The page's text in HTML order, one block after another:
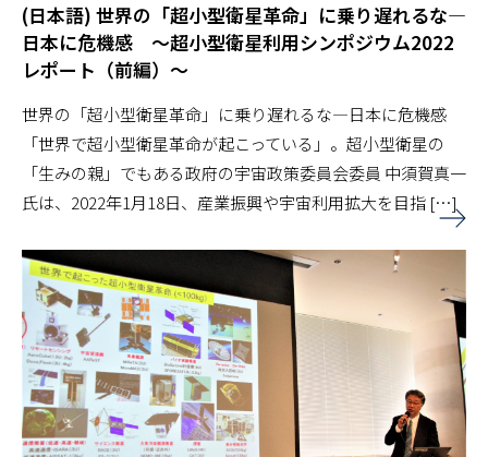
(日本語) 世界の「超小型衛星革命」に乗り遅れるな―
日本に危機感 ～超小型衛星利用シンポジウム2022
レポート（前編）～
世界の「超小型衛星革命」に乗り遅れるな―日本に危機感
「世界で超小型衛星革命が起こっている」。超小型衛星の
「生みの親」でもある政府の宇宙政策委員会委員 中須賀真一
氏は、2022年1月18日、産業振興や宇宙利用拡大を目指 […]